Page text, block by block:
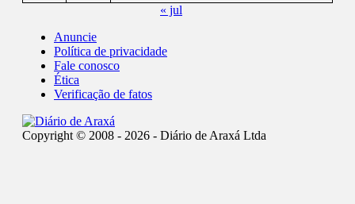
« jul
Anuncie
Política de privacidade
Fale conosco
Ética
Verificação de fatos
Copyright © 2008 - 2026 - Diário de Araxá Ltda